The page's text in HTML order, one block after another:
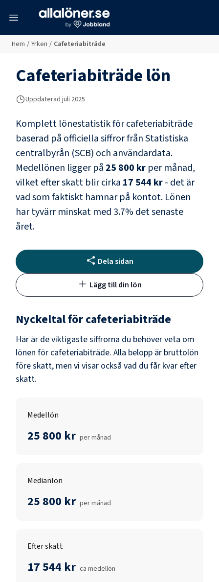
Hem / Yrken / Cafeteriabiträde
Cafeteriabiträdelön
Uppdaterad juli 2025
Komplett lönestatistik förcafeteriabiträde
baserad på officiella siffror från Statistiska
centralbyrån (SCB) och användardata.
Medellönen ligger på 25 800 kr per månad,
vilket efter skatt blir cirka 17 544 kr- det är
vad som faktiskt hamnar på kontot. Lönen
har tyvärr minskat med 3.7% det senaste
året.
Dela sidan
Lägg till din lön
Nyckeltal förcafeteriabiträde
Här är de viktigaste siffrorna du behöver veta om
lönen för cafeteriabiträde. Alla belopp är bruttolön
före skatt, men vi visar också vad du får kvar efter
skatt.
Medellön
25 800 kr per månad
Medianlön
25 800 kr per månad
Efter skatt
17 544 kr ca medellön